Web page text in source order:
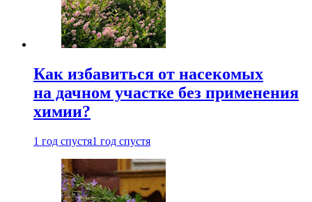
Как избавиться от насекомых
на дачном участке без применения
химии?
1 год спустя1 год спустя